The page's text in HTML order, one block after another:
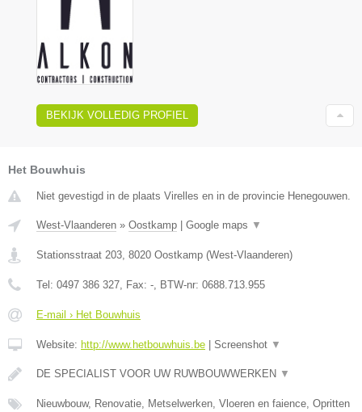
BEKIJK VOLLEDIG PROFIEL
Het Bouwhuis
Niet gevestigd in de plaats Virelles en in de provincie Henegouwen.
West-Vlaanderen » Oostkamp | Google maps ▼
Stationsstraat 203 8020 Oostkamp (West-Vlaanderen)
Tel: 0497 386 327 , Fax: - , BTW-nr: 0688.713.955
E-mail › Het Bouwhuis
Website: http://www.hetbouwhuis.be | Screenshot ▼
DE SPECIALIST VOOR UW RUWBOUWWERKEN ▼
Nieuwbouw, Renovatie, Metselwerken, Vloeren en faience, Opritten